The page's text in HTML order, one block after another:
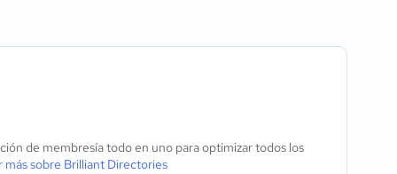
de membresía todo en uno para optimizar todos los
más sobre Brilliant Directories